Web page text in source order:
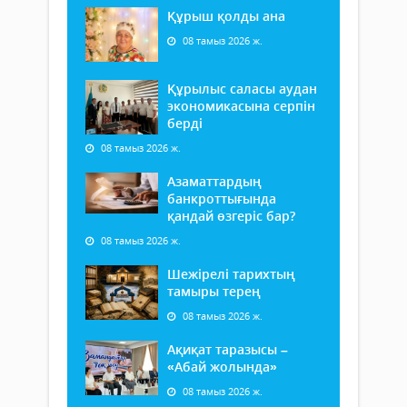
Құрыш қолды ана
08 тамыз 2026 ж.
Құрылыс саласы аудан
экономикасына серпін
берді
08 тамыз 2026 ж.
Азаматтардың
банкроттығында
қандай өзгеріс бар?
08 тамыз 2026 ж.
Шежірелі тарихтың
тамыры терең
08 тамыз 2026 ж.
Ақиқат таразысы –
«Абай жолында»
08 тамыз 2026 ж.